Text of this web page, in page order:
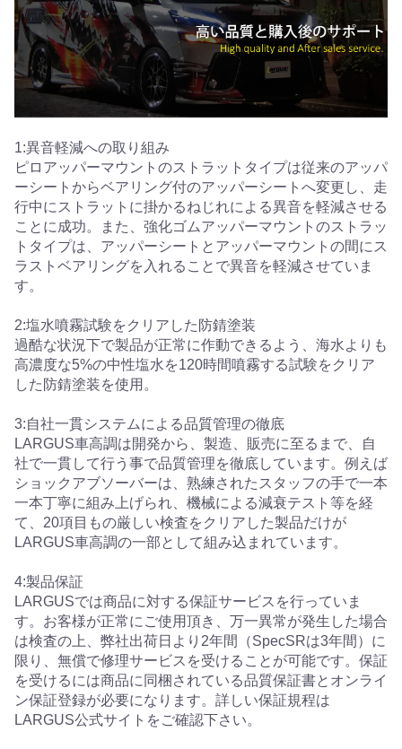
1:異音軽減への取り組み
ピロアッパーマウントのストラットタイプは従来のアッパ
ーシートからベアリング付のアッパーシートへ変更し、走
行中にストラットに掛かるねじれによる異音を軽減させる
ことに成功。また、強化ゴムアッパーマウントのストラッ
トタイプは、アッパーシートとアッパーマウントの間にス
ラストベアリングを入れることで異音を軽減させていま
す。
2:塩水噴霧試験をクリアした防錆塗装
過酷な状況下で製品が正常に作動できるよう、海水よりも
高濃度な5%の中性塩水を120時間噴霧する試験をクリア
した防錆塗装を使用。
3:自社一貫システムによる品質管理の徹底
LARGUS車高調は開発から、製造、販売に至るまで、自
社で一貫して行う事で品質管理を徹底しています。例えば
ショックアブソーバーは、熟練されたスタッフの手で一本
一本丁寧に組み上げられ、機械による減衰テスト等を経
て、20項目もの厳しい検査をクリアした製品だけが
LARGUS車高調の一部として組み込まれています。
4:製品保証
LARGUSでは商品に対する保証サービスを行っていま
す。お客様が正常にご使用頂き、万一異常が発生した場合
は検査の上、弊社出荷日より2年間（SpecSRは3年間）に
限り、無償で修理サービスを受けることが可能です。保証
を受けるには商品に同梱されている品質保証書とオンライ
ン保証登録が必要になります。詳しい保証規程は
LARGUS公式サイトをご確認下さい。